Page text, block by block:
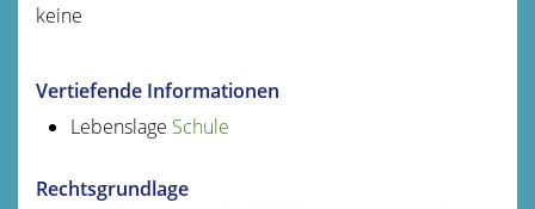
keine
Vertiefende Informationen
Lebenslage Schule
Rechtsgrundlage